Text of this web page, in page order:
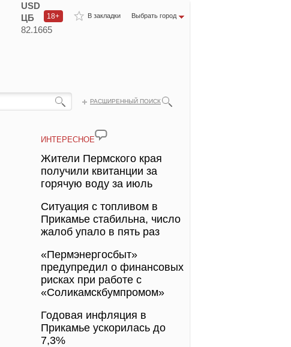
В закладки Выбрать город
18+
USD
ЦБ
82.1665
РАСШИРЕННЫЙ ПОИСК
ИНТЕРЕСНОЕ
Жители Пермского края
получили квитанции за
горячую воду за июль
Ситуация с топливом в
Прикамье стабильна, число
жалоб упало в пять раз
«Пермэнергосбыт»
предупредил о финансовых
рисках при работе с
«Соликамскбумпромом»
Годовая инфляция в
Прикамье ускорилась до
7,3%